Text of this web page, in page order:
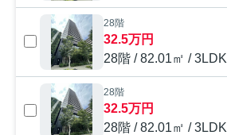
28階
32.5万円
28階 / 82.01㎡ / 3LDK
28階
32.5万円
28階 / 82.01㎡ / 3LDK